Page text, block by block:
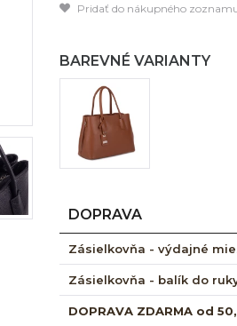
Pridať do nákupného
BAREVNÉ VARIANTY
DOPRAVA
Zásielkovňa - výdajné
Zásielkovňa - balík do
DOPRAVA ZDARMA od